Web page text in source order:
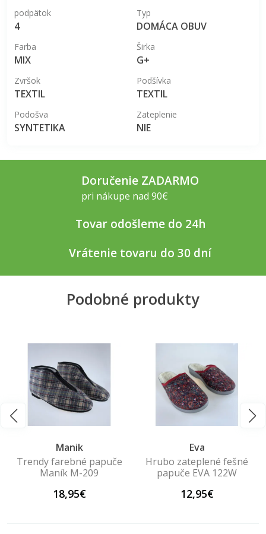
podpätok
4
Typ
DOMÁCA OBUV
Farba
MIX
Širka
G+
Zvršok
TEXTIL
Podšívka
TEXTIL
Podošva
SYNTETIKA
Zateplenie
NIE
Doručenie ZADARMO
pri nákupe nad 90€
Tovar odošleme do 24h
Vrátenie tovaru do 30 dní
Podobné produkty
Manik
Trendy farebné papuče
Maník M-209
18,95€
Eva
Hrubo zateplené fešné
papuče EVA 122W
12,95€